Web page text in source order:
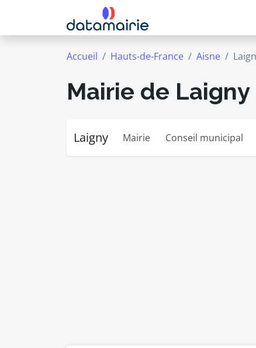
Accueil Hauts-de-France Aisne
Mairie de Laigny
Laigny Mairie Conseil municipal